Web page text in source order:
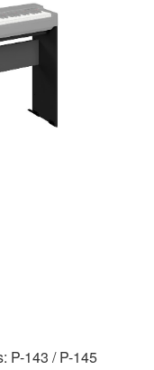
P-143 / P-145